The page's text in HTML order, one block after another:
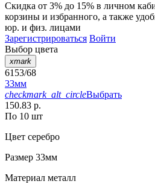
Скидка от 3% до 15% в личном
корзины и избранного, а также
юр. и физ. лицами
Зарегистрироваться Войти
Выбор цвета
xmark
6153/68
33мм
checkmark_alt_circleВыбрать
150.83 р.
По 10 шт
Цвет серебро
Размер 33мм
Материал металл